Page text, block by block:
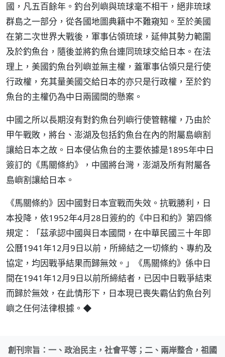
國，凡五百餘年。釣台列嶼與琉球毫不相干，絕非琉球
群島之一部分，從各國地圖典籍中不難窺知。至於美國
在第二次世界大戰後，軍事佔領琉球，延伸其勢力範圍
及於釣魚台，隨後並將釣魚台連同琉球交給日本。在法
理上，美國釣魚台列嶼並無主權，蓋軍事佔領只是行使
行政權，充其量美國交給日本的亦只是行政權，至於釣
魚台的主權仍為中日兩國間的懸案。
中國之所以長期沒有對釣魚台列嶼行使管轄權，乃由於
甲午戰敗，將台、澎湖及包括釣魚台在內的附屬島嶼割
讓給日本之故。日本侵佔魚台的主要依據是1895年中日
簽訂的《馬關條約》，中國將台灣，澎湖及所有附屬各
島嶼割讓給日本。
《馬關條約》因中國對日本宣戰而失效。抗戰勝利，日
本投降，依1952年4月28日簽約的《中日和約》第四條
規定：「茲承認中國與日本國間，在中華民國三十年即
公曆1941年12月9日以前，所締結之一切條約、專約及
協定，均因戰爭結果而歸無效。」《馬關條約》係中日
間在1941年12月9日以前所締結者，已因中日戰爭結束
而歸於無效，在此情形下，日本現已喪失霸佔釣魚台列
嶼之任何法律根據。◆
創刊宗旨：一、政治民主，社會平等；二、兩岸整合，祖國